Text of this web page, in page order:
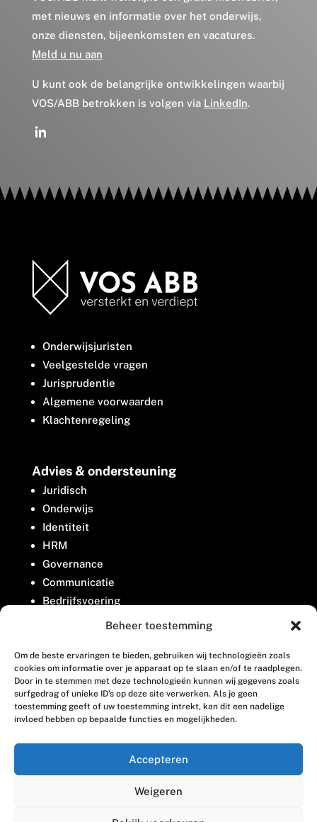
Beheer toestemming
Om de beste ervaringen te bieden, gebruiken wij technologieën zoals
cookies om informatie over je apparaat op te slaan en/of te raadplegen.
Door in te stemmen met deze technologieën kunnen wij gegevens zoals
surfgedrag of unieke ID's op deze site verwerken. Als je geen
toestemming geeft of uw toestemming intrekt, kan dit een nadelige
invloed hebben op bepaalde functies en mogelijkheden.
Accepteren
Weigeren
met nieuws en informatie over het onderwijs,
onze diensten, bijeenkomsten en vacatures.
Meld u nu aan
U kunt ook de belangrijke ontwikkelingen waarbij
VOS/ABB betrokken is volgen via LinkedIn.
Onderwijsjuristen
Veelgestelde vragen
Jurisprudentie
Algemene voorwaarden
Klachtenregeling
Advies & ondersteuning
Juridisch
Onderwijs
Identiteit
HRM
Governance
Communicatie
Bedrijfsvoering
Belangenbehartiging
Contact
Houttuinlaan 8
3447 GM Woerden